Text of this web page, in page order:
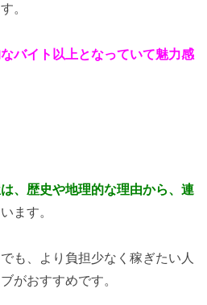
。
バイト以上となっていて魅力感
、歴史や地理的な理由から、連
ます。
も、より負担少なく稼ぎたい人
がおすすめです。